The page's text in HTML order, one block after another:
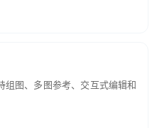
结果。
图、多图参考、交互式编辑和